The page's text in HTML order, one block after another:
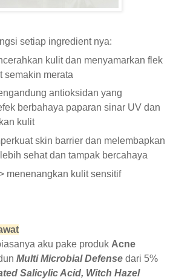
setiap ingredient nya:
kulit dan menyamarkan flek
semakin merata
antioksidan yang
berbahaya paparan sinar UV dan
kulit
skin barrier dan melembapkan
sehat dan tampak bercahaya
menenangkan kulit sensitif
aku pake produk Acne
Multi Microbial Defense dari 5%
Salicylic Acid, Witch Hazel